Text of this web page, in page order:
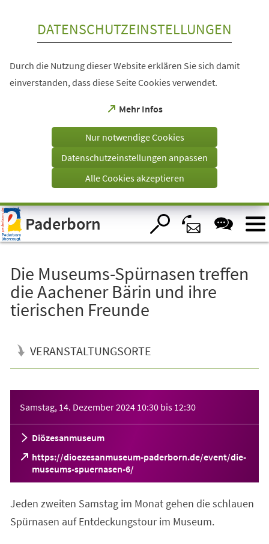
Visuelle
Assistenzsoftware
öffnen.
DATENSCHUTZEINSTELLUNGEN
Durch die Nutzung dieser Website erklären Sie sich damit
einverstanden, dass diese Seite Cookies verwendet.
Mehr Infos
(Öffnet
einem
Tab)
Nur notwendige Cookies
Datenschutzeinstellungen anpassen
Alle Cookies akzeptieren
Paderborn
Die Museums-Spürnasen treffen
die Aachener Bärin und ihre
tierischen Freunde
VERANSTALTUNGSORTE
Samstag, 14. Dezember 2024 10:30 bis 12:30
Diözesanmuseum
https://dioezesanmuseum-paderborn.de/event/die-
museums-spuernasen-6/
(Öffnet
in
neuen
Tab)
Jeden zweiten Samstag im Monat gehen die schlauen
Spürnasen auf Entdeckungstour im Museum.